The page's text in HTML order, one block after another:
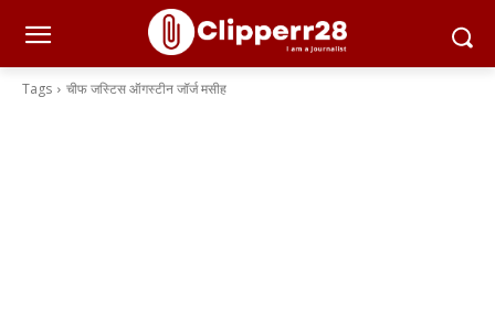
Tags चीफ जस्टिस ऑगस्टीन जॉर्ज मसीह